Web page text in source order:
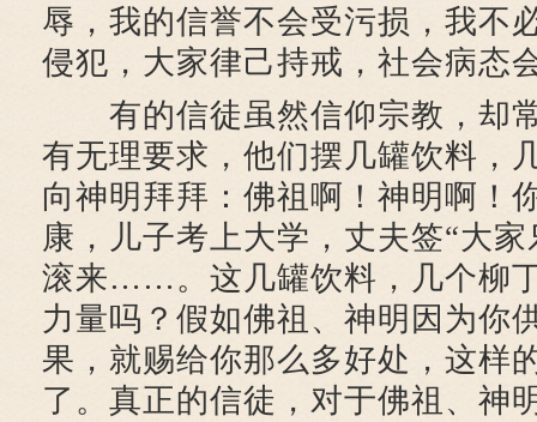
辱，我的信誉不会受污损，我不
侵犯，大家律己持戒，社会病态
有的信徒虽然信仰宗教，却
有无理要求，他们摆几罐饮料，
向神明拜拜：佛祖啊！神明啊！
康，儿子考上大学，丈夫签“大
滚来……。这几罐饮料，几个柳
力量吗？假如佛祖、神明因为你
果，就赐给你那么多好处，这样
了。真正的信徒，对于佛祖、神